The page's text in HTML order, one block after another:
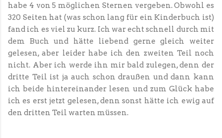
habe 4 von 5 möglichen Sternen vergeben. Obwohl es
320 Seiten hat (was schon lang für ein Kinderbuch ist)
fand ich es viel zu kurz. Ich war echt schnell durch mit
dem Buch und hätte liebend gerne gleich weiter
gelesen, aber leider habe ich den zweiten Teil noch
nicht. Aber ich werde ihn mir bald zulegen, denn der
dritte Teil ist ja auch schon draußen und dann kann
ich beide hintereinander lesen und zum Glück habe
ich es erst jetzt gelesen, denn sonst hätte ich ewig auf
den dritten Teil warten müssen.